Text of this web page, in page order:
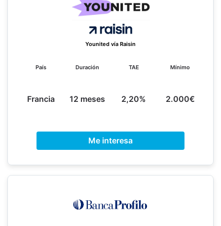
Younited vía Raisin
País
Francia
Duración
12 meses
TAE
2,20%
Mínimo
2.000€
Me interesa